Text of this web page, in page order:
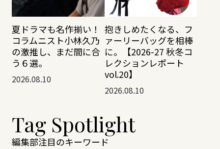
夏ドラマも名作揃い！
コラムニスト小林久乃
の激推し、まだ間に合
う６選。
2026.08.10
抱きしめたくなる、フ
ァーリーバッグを相棒
に。【2026-27 秋冬コ
レクションレポート
vol.20】
2026.08.10
Tag Spotlight
編集部注目のキーワード